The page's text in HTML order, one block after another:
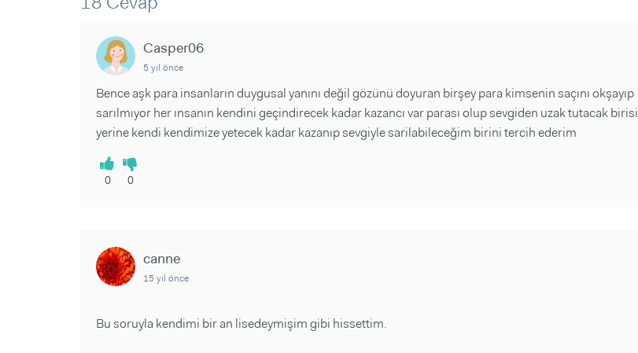
Sorular ve Yanıtlar
Makaleler
Videolar
Casper06
5 yıl önce
Bence aşk para insanların duygusal yanını değil gözünü doyuran birşey para kimsenin saçını okşayıp
sarılmıyor her ınsanın kendini geçindirecek kadar kazancı var parası olup sevgiden uzak tutacak birisi
yerine kendi kendimize yetecek kadar kazanıp sevgiyle sarilabileceğim birini tercih ederim
0 0
canne
15 yıl önce
Bu soruyla kendimi bir an lisedeymişim gibi hissettim.